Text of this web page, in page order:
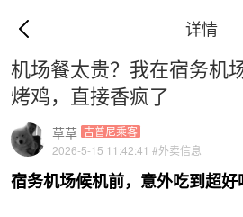
详情
机场餐太贵？我在宿务机
烤鸡，直接香疯了
草草 吉普尼乘客
2026-5-15 11:42:41 #外卖信息
宿务机场候机前，意外吃到超好